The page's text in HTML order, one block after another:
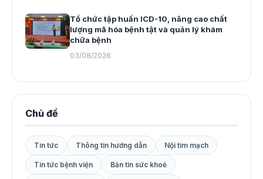
Tổ chức tập huấn ICD-10, nâng cao chất
lượng mã hóa bệnh tật và quản lý khám
chữa bệnh
03/08/2026
Chủ đề
Tin tức Thông tin hướng dẫn Nội tim mạch
Tin tức bệnh viện Bản tin sức khoẻ